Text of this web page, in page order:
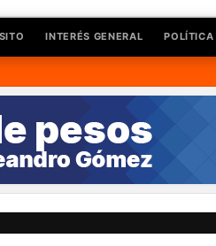
INTERÉS GENERAL POLÍTICA